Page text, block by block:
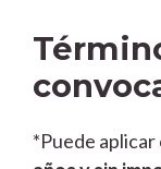
*Puede